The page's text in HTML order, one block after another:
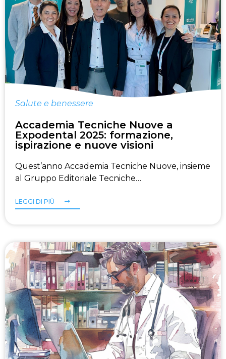
Salute e benessere
Accademia Tecniche Nuove a
Expodental 2025: formazione,
ispirazione e nuove visioni
Quest’anno Accademia Tecniche Nuove, insieme
al Gruppo Editoriale Tecniche…
LEGGI DI PIÙ